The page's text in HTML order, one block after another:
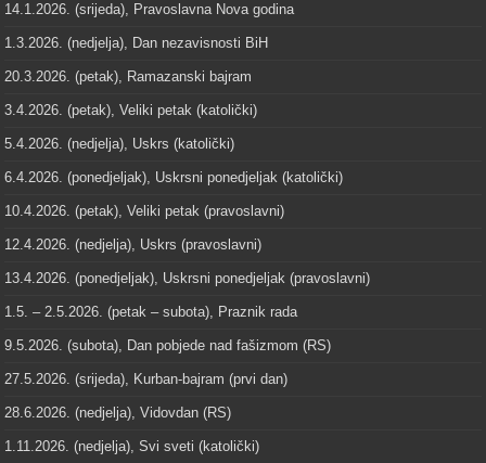
14.1.2026. (srijeda), Pravoslavna Nova godina
1.3.2026. (nedjelja), Dan nezavisnosti BiH
20.3.2026. (petak), Ramazanski bajram
3.4.2026. (petak), Veliki petak (katolički)
5.4.2026. (nedjelja), Uskrs (katolički)
6.4.2026. (ponedjeljak), Uskrsni ponedjeljak (katolički)
10.4.2026. (petak), Veliki petak (pravoslavni)
12.4.2026. (nedjelja), Uskrs (pravoslavni)
13.4.2026. (ponedjeljak), Uskrsni ponedjeljak (pravoslavni)
1.5. – 2.5.2026. (petak – subota), Praznik rada
9.5.2026. (subota), Dan pobjede nad fašizmom (RS)
27.5.2026. (srijeda), Kurban-bajram (prvi dan)
28.6.2026. (nedjelja), Vidovdan (RS)
1.11.2026. (nedjelja), Svi sveti (katolički)